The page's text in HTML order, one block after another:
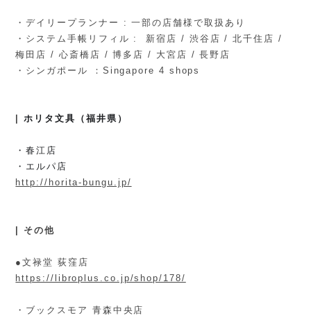
・デイリープランナー : 一部の店舗様で取扱あり
・システム手帳リフィル : 新宿店 / 渋谷店 / 北千住店 /
梅田店 / 心斎橋店 / 博多店 / 大宮店 / 長野店
・シンガポール ：Singapore 4 shops
|ホリタ文具（福井県）
・春江店
・エルパ店
http://horita-bungu.jp/
| その他
●文禄堂 荻窪店
https://libroplus.co.jp/shop/178/
・ブックスモア 青森中央店